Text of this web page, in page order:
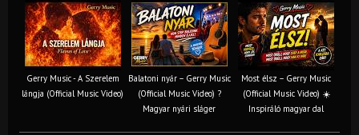
Gerry Music - A Szerelem
lángja (Official Music Video)
Balatoni nyár – Gerry Music
(Official Music Video) ?
Magyar nyári sláger
Most élsz – Gerry Music
(Official Music Video) ☀️
Inspiráló magyar dal